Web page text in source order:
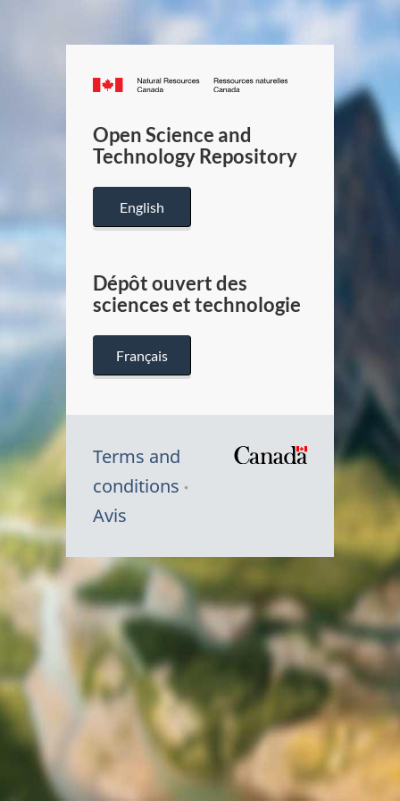
Canada.ca
/
Canada
Open Science and
Technology Repository
English
Dépôt ouvert des
sciences et technologie
Français
Terms and
conditions
Avis
Canada